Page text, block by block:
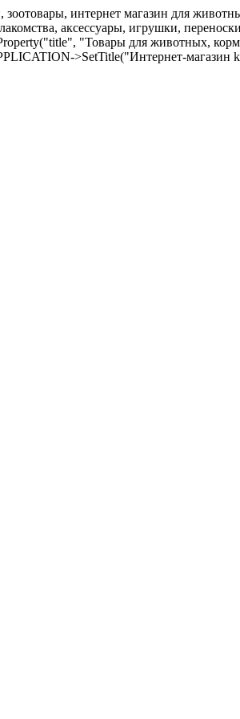
интернет магазин для
аксессуары, игрушки,
"Товары для животных,
>SetTitle("Интернет-